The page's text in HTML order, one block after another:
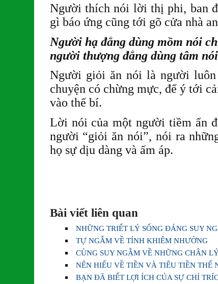
Người thích nói lời thị phi, ban
gì báo ứng cũng tới gõ cửa nhà
Người hạ đẳng dùng mồm nói
người thượng đẳng dùng tâm
Người giỏi ăn nói là người
chuyện có chừng mực, để ý tới
vào thế bí.
Lời nói của một người tiềm ẩn
người “giỏi ăn nói”, nói ra
họ sự dịu dàng và ấm áp.
Bài viết liên quan
NHỮNG TRIẾT LÝ SỐNG ĐÁNG SUY
TỰ NGẪM VỀ TÍNH KHIÊM NHƯỜNG
CÙNG SUY NGẪM VỀ NHỮNG CHÂN
NÊN HIỂU VỀ TIỀN VÀ TIÊU TIỀN THẾ
BẠN ĐÃ BIẾT LỢI ÍCH CỦA SỰ CHỈ